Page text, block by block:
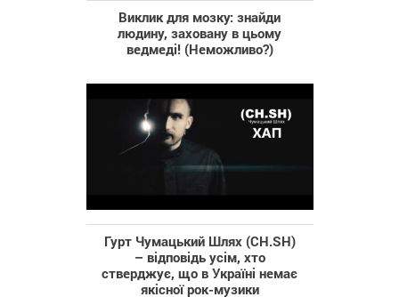
Виклик для мозку: знайди
людину, заховану в цьому
ведмеді! (Неможливо?)
Гурт Чумацький Шлях (CH.SH)
– відповідь усім, хто
стверджує, що в Україні немає
якісної рок-музики